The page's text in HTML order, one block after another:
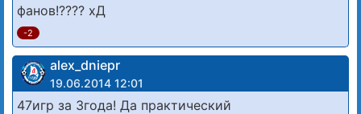
фанов!???? хД
-2
alex_dniepr
19.06.2014 12:01
47игр за 3года! Да практический